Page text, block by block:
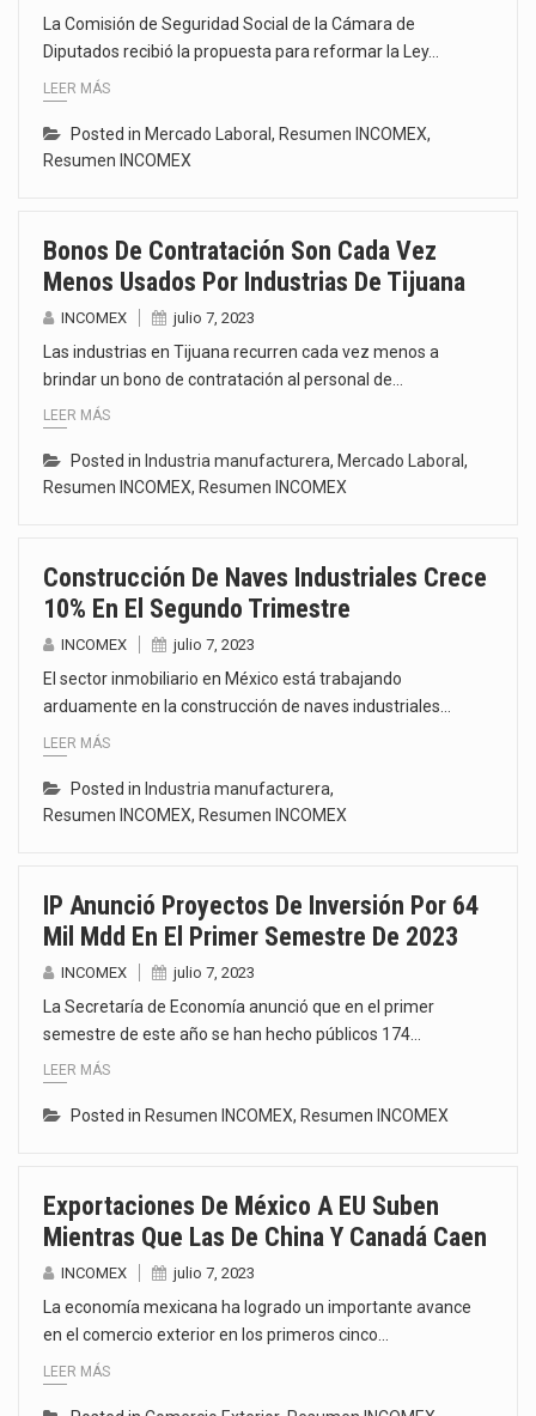
La Comisión de Seguridad Social de la Cámara de
Diputados recibió la propuesta para reformar la Ley…
LEER MÁS
Posted in Mercado Laboral, Resumen INCOMEX,
Resumen INCOMEX
Bonos De Contratación Son Cada Vez
Menos Usados Por Industrias De Tijuana
INCOMEX julio 7, 2023
Las industrias en Tijuana recurren cada vez menos a
brindar un bono de contratación al personal de…
LEER MÁS
Posted in Industria manufacturera, Mercado Laboral ,
Resumen INCOMEX, Resumen INCOMEX
Construcción De Naves Industriales Crece
10% En El Segundo Trimestre
INCOMEX julio 7, 2023
El sector inmobiliario en México está trabajando
arduamente en la construcción de naves industriales…
LEER MÁS
Posted in Industria manufacturera,
Resumen INCOMEX, Resumen INCOMEX
IP Anunció Proyectos De Inversión Por 64
Mil Mdd En El Primer Semestre De 2023
INCOMEX julio 7, 2023
La Secretaría de Economía anunció que en el primer
semestre de este año se han hecho públicos 174…
LEER MÁS
Posted in Resumen INCOMEX, Resumen INCOMEX
Exportaciones De México A EU Suben
Mientras Que Las De China Y Canadá Caen
INCOMEX julio 7, 2023
La economía mexicana ha logrado un importante avance
en el comercio exterior en los primeros cinco…
LEER MÁS